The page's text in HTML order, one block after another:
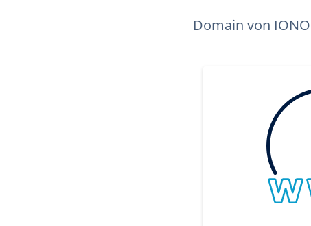
Domain von